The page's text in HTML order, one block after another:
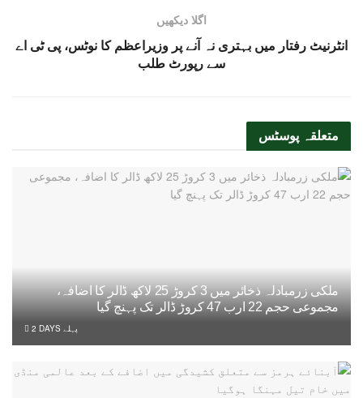
اگلا دیکھیں
انٹرنیٹ رفتار میں بہتری نہ آنے پر وزیراعظم کا نوٹس، پی ٹی اے
سے رپورٹ طلب
متعلقہ پوسٹس
ملکی زرمبادلہ ذخائر میں 3 کروڑ 25 لاکھ ڈالر کا اضافہ،
مجموعی حجم 22 ارب 47 کروڑ ڈالر تک پہنچ گیا
2 DAYS پہلے